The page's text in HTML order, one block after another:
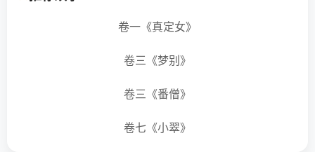
卷一《真定女》
卷三《梦别》
卷三《番僧》
卷七《小翠》